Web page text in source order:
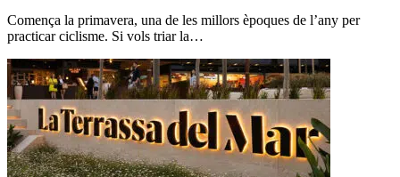
Comença la primavera, una de les millors èpoques de l’any per
practicar ciclisme. Si vols triar la…